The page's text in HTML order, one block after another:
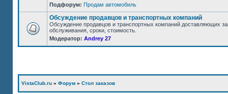
Подфорум: Продам автомобиль
Обсуждение продавцов и транспортных компаний
Обсуждение продавцов и транспортных компаний доставляющих
обслуживания, сроки, стоимость.
Модератор: Andrey 27
VistaClub.ru » Форум » Стол заказов